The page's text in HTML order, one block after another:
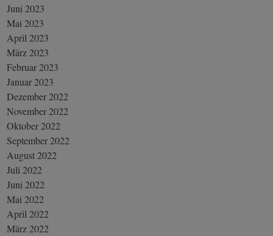
Juni 2023
Mai 2023
April 2023
März 2023
Februar 2023
Januar 2023
Dezember 2022
November 2022
Oktober 2022
September 2022
August 2022
Juli 2022
Juni 2022
Mai 2022
April 2022
März 2022